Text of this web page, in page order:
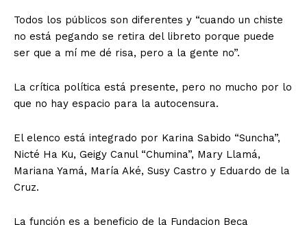
Todos los públicos son diferentes y “cuando un chiste
no está pegando se retira del libreto porque puede
ser que a mí me dé risa, pero a la gente no”.
La crítica política está presente, pero no mucho por lo
que no hay espacio para la autocensura.
El elenco está integrado por Karina Sabido “Suncha”,
Nicté Ha Ku, Geigy Canul “Chumina”, Mary Llamá,
Mariana Yamá, María Aké, Susy Castro y Eduardo de la
Cruz.
La función es a beneficio de la Fundacion Beca